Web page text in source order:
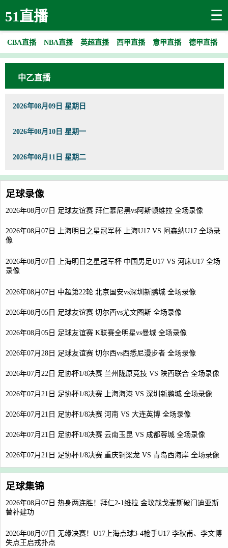
51直播 ☰
CBA直播 NBA直播 英超直播 西甲直播 意甲直播 德甲直播
中乙直播
2026年08月09日 星期日
2026年08月10日 星期一
2026年08月11日 星期二
足球录像
2026年08月07日 足球友谊赛 拜仁慕尼黑vs阿斯顿维拉 全场录像
2026年08月07日 上海明日之星冠军杯 上海U17 VS 阿森纳U17 全场录
像
2026年08月07日 上海明日之星冠军杯 中国男足U17 VS 河床U17 全场
录像
2026年08月07日 中超第22轮 北京国安vs深圳新鹏城 全场录像
2026年08月05日 足球友谊赛 切尔西vs尤文图斯 全场录像
2026年08月05日 足球友谊赛 K联赛全明星vs曼城 全场录像
2026年07月28日 足球友谊赛 切尔西vs西悉尼漫步者 全场录像
2026年07月22日 足协杯1/8决赛 兰州陇原竞技 VS 陕西联合 全场录像
2026年07月21日 足协杯1/8决赛 上海海港 VS 深圳新鹏城 全场录像
2026年07月21日 足协杯1/8决赛 河南 VS 大连英博 全场录像
2026年07月21日 足协杯1/8决赛 云南玉昆 VS 成都蓉城 全场录像
2026年07月21日 足协杯1/8决赛 重庆铜梁龙 VS 青岛西海岸 全场录像
足球集锦
2026年08月07日 热身两连胜！拜仁2-1维拉 金玟哉戈麦斯破门迪亚斯
替补建功
2026年08月07日 无缘决赛！U17上海点球3-4枪手U17 李秋甫、李文博
失点王启戎扑点